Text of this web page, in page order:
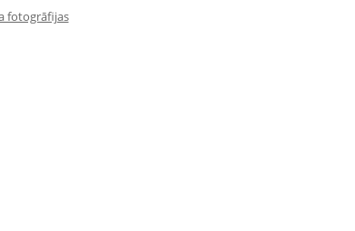
fotogrāfijas